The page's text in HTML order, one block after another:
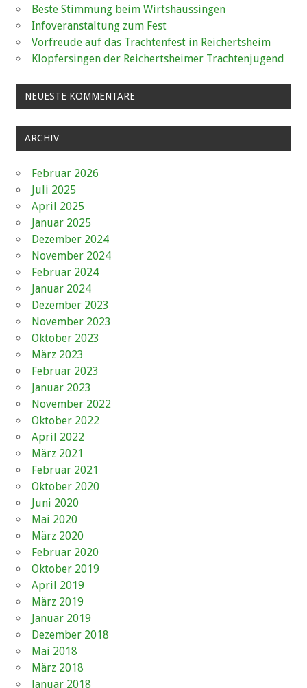
Beste Stimmung beim Wirtshaussingen
Infoveranstaltung zum Fest
Vorfreude auf das Trachtenfest in Reichertsheim
Klopfersingen der Reichertsheimer Trachtenjugend
NEUESTE KOMMENTARE
ARCHIV
Februar 2026
Juli 2025
April 2025
Januar 2025
Dezember 2024
November 2024
Februar 2024
Januar 2024
Dezember 2023
November 2023
Oktober 2023
März 2023
Februar 2023
Januar 2023
November 2022
Oktober 2022
April 2022
März 2021
Februar 2021
Oktober 2020
Juni 2020
Mai 2020
März 2020
Februar 2020
Oktober 2019
April 2019
März 2019
Januar 2019
Dezember 2018
Mai 2018
März 2018
Januar 2018